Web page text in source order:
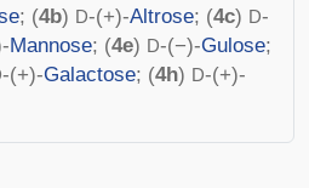
; (4b) D-(+)-Altrose; (4c) D-
Mannose; (4e) D-(−)-Gulose;
-(+)-Galactose; (4h) D-(+)-